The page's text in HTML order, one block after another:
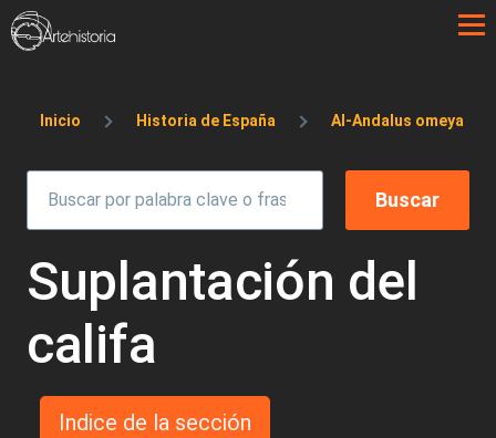
Pasar al contenido principal
Sobrescribir enlaces de ayuda a la
Inicio Historia de España Al-Andalus omeya
Suplantación del
califa
Indice de la sección